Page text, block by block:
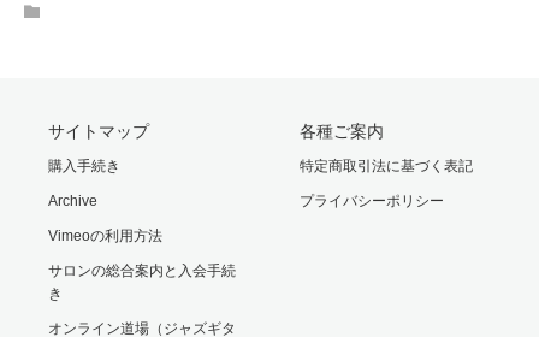
サイトマップ
購入手続き
Archive
Vimeoの利用方法
サロンの総合案内と入会手続
き
オンライン道場（ジャズギタ
各種ご案内
特定商取引法に基づく表記
プライバシーポリシー